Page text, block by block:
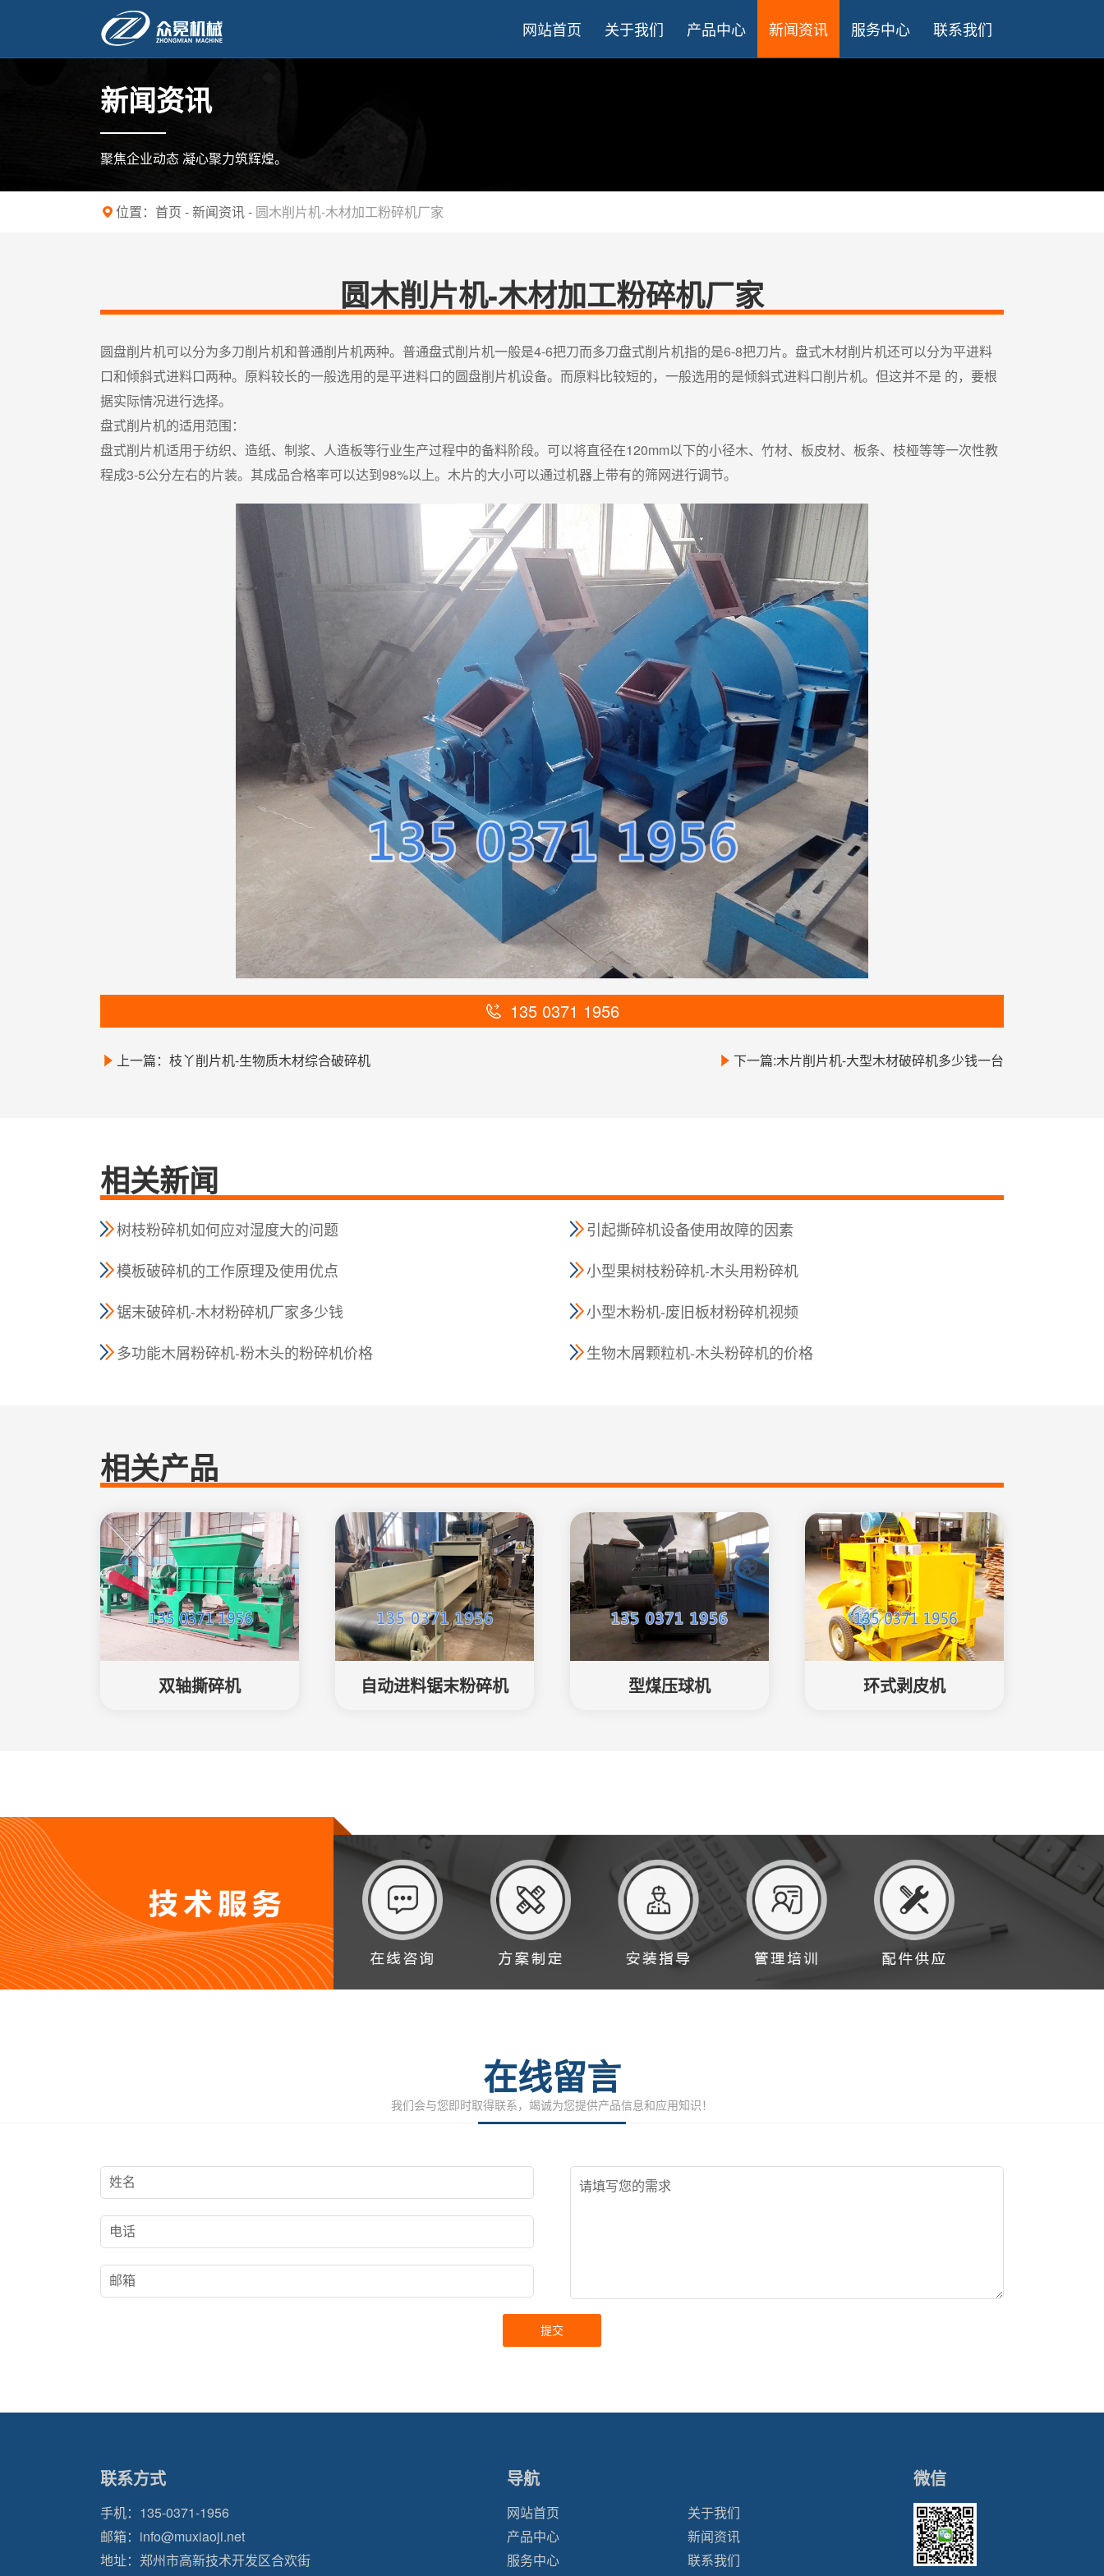
网站首页 关于我们 产品中心 新闻资讯 服务中心 联系我们
新闻资讯
聚焦企业动态 凝心聚力筑辉煌。
位置： 首页 -新闻资讯- 圆木削片机-木材加工粉碎机厂家
圆木削片机-木材加工粉碎机厂家
圆盘削片机可以分为多刀削片机和普通削片机两种。普通盘式削片机一般是4-6把刀而多刀盘式削片机指的是6-8把刀片。盘式木材削片机还可以分为平进料
口和倾斜式进料口两种。原料较长的一般选用的是平进料口的圆盘削片机设备。而原料比较短的，一般选用的是倾斜式进料口削片机。但这并不是 的，要根
据实际情况进行选择。
盘式削片机的适用范围：
盘式削片机适用于纺织、造纸、制浆、人造板等行业生产过程中的备料阶段。可以将直径在120mm以下的小径木、竹材、板皮材、板条、枝桠等等一次性教
程成3-5公分左右的片装。其成品合格率可以达到98%以上。木片的大小可以通过机器上带有的筛网进行调节。
135 0371 1956
上一篇：枝丫削片机-生物质木材综合破碎机 下一篇:木片削片机-大型木材破碎机多少钱一台
相关新闻
树枝粉碎机如何应对湿度大的问题
引起撕碎机设备使用故障的因素
模板破碎机的工作原理及使用优点
小型果树枝粉碎机-木头用粉碎机
锯末破碎机-木材粉碎机厂家多少钱
小型木粉机-废旧板材粉碎机视频
多功能木屑粉碎机-粉木头的粉碎机价格
生物木屑颗粒机-木头粉碎机的价格
相关产品
双轴撕碎机 自动进料锯末粉碎机 型煤压球机 环式剥皮机
在线留言
我们会与您即时取得联系，竭诚为您提供产品信息和应用知识！
联系方式
手机： 135-0371-1956
邮箱： info@muxiaoji.net
地址：郑州市高新技术开发区合欢街
导航
网站首页
关于我们
产品中心
新闻资讯
服务中心
联系我们
微信